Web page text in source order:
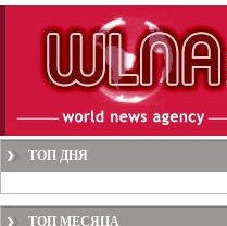
ТОП ДНЯ
ТОП МЕСЯЦА